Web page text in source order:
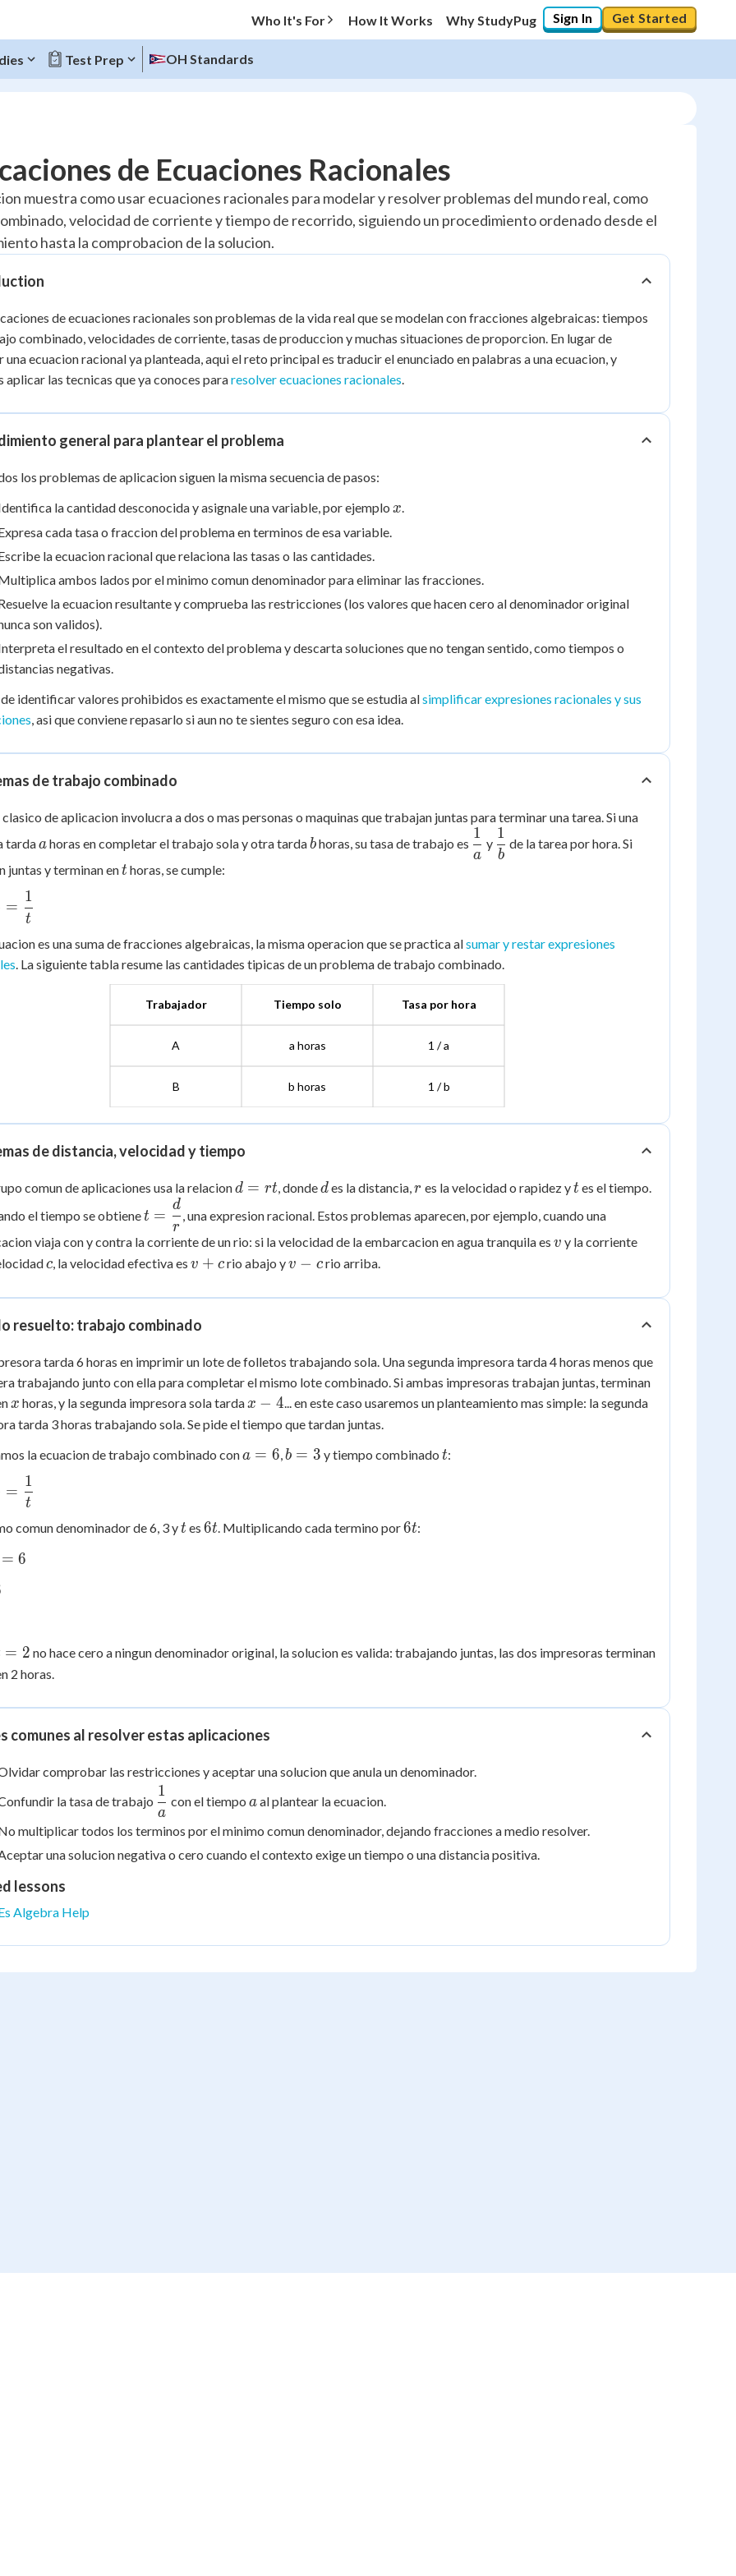
Who It's For How It Works Why StudyPug Sign In Get Started
Test Prep OH Standards
10%
Reviewed
No attempts
Points
de Ecuaciones Racionales
muestra como usar ecuaciones racionales para modelar y resolver problemas del mundo real, como
velocidad de corriente y tiempo de recorrido, siguiendo un procedimiento ordenado desde el
hasta la comprobacion de la solucion.
de ecuaciones racionales son problemas de la vida real que se modelan con fracciones algebraicas: tiempos
combinado, velocidades de corriente, tasas de produccion y muchas situaciones de proporcion. En lugar de
una ecuacion racional ya planteada, aqui el reto principal es traducir el enunciado en palabras a una ecuacion, y
aplicar las tecnicas que ya conoces pararesolver ecuaciones racionales.
general para plantear el problema
los problemas de aplicacion siguen la misma secuencia de pasos:
la cantidad desconocida y asignale una variable, por ejemplo x
x.
cada tasa o fraccion del problema en terminos de esa variable.
la ecuacion racional que relaciona las tasas o las cantidades.
ambos lados por el minimo comun denominador para eliminar las fracciones.
la ecuacion resultante y comprueba las restricciones (los valores que hacen cero al denominador original
son validos).
el resultado en el contexto del problema y descarta soluciones que no tengan sentido, como tiempos o
negativas.
de identificar valores prohibidos es exactamente el mismo que se estudia alsimplificar expresiones racionales y sus
, asi que conviene repasarlo si aun no te sientes seguro con esa idea.
de trabajo combinado
de aplicacion involucra a dos o mas personas o maquinas que trabajan juntas para terminar una tarea. Si una
tardaahoras en completar el trabajo sola y otra tarda b
bhoras, su tasa de trabajo es \dfrac{1}
{a}
a
1
y \dfrac{1}
{b}
b
1
de la tarea por hora. Si
juntas y terminan ent
thoras, se cumple:
=
t
1
es una suma de fracciones algebraicas, la misma operacion que se practica alsumar y restar expresiones
. La siguiente tabla resume las cantidades tipicas de un problema de trabajo combinado.
Trabajador Tiempo solo Tasa por hora
A a horas 1 / a
B b horas 1 / b
de distancia, velocidad y tiempo
comun de aplicaciones usa la relaciond
rt
d = rt , donded
des la distancia,r
r es la velocidad o rapidez yt
tes el tiempo.
el tiempo se obtiene t =
\dfrac{d}
{r}
t =
r
d
, una expresion racional. Estos problemas aparecen, por ejemplo, cuando una
viaja con y contra la corriente de un rio: si la velocidad de la embarcacion en agua tranquila es v
v y la corriente
c
c , la velocidad efectiva es v
c
v + crio abajo yv
c
v − crio arriba.
resuelto: trabajo combinado
tarda 6 horas en imprimir un lote de folletos trabajando sola. Una segunda impresora tarda 4 horas menos que
trabajando junto con ella para completar el mismo lote combinado. Si ambas impresoras trabajan juntas, terminan
x
x horas, y la segunda impresora sola tarda x
-
x − 4 ... en este caso usaremos un planteamiento mas simple: la segunda
tarda 3 horas trabajando sola. Se pide el tiempo que tardan juntas.
la ecuacion de trabajo combinado cona
a = 6 b
b = 3 y tiempo combinado t
t:
=
t
1
comun denominador de 6, 3 yt
tes 6t
6t. Multiplicando cada termino por6t
6t:
= 6
= 2 no hace cero a ningun denominador original, la solucion es valida: trabajando juntas, las dos impresoras terminan
2 horas.
comunes al resolver estas aplicaciones
comprobar las restricciones y aceptar una solucion que anula un denominador.
la tasa de trabajo \dfrac{1}
{a}
a
1
con el tiempo aal plantear la ecuacion.
multiplicar todos los terminos por el minimo comun denominador, dejando fracciones a medio resolver.
una solucion negativa o cero cuando el contexto exige un tiempo o una distancia positiva.
lessons
Algebra Help